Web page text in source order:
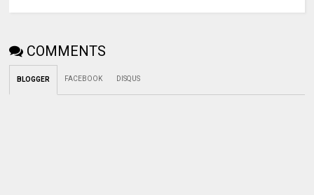
COMMENTS
BLOGGER FACEBOOK DISQUS